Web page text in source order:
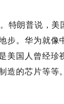
特朗普说，美
步。华为就像
美国人曾经珍
造的芯片等等